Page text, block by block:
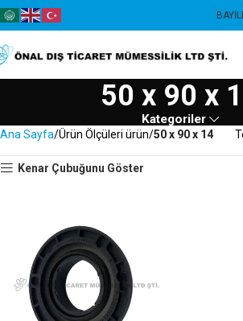
50 x 90 x
Kategoriler
Ana Sayfa Ürün Ölçüleri ürün 50 x 90 x 14
Kenar Çubuğunu Göster